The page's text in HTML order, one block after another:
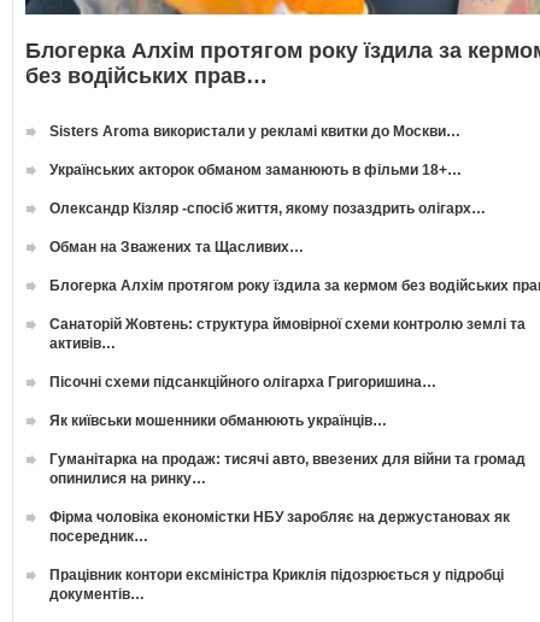
Блогерка Алхім протягом року їздила за
без водійських прав…
Sisters Aroma використали у рекламі квитки до Москви…
Українських акторок обманом заманюють в фільми 18+…
Олександр Кізляр -спосіб життя, якому позаздрить олігарх…
Обман на Зважених та Щасливих…
Блогерка Алхім протягом року їздила за кермом без водійських
Санаторій Жовтень: структура ймовірної схеми контролю землі та
активів…
Пісочні схеми підсанкційного олігарха Григоришина…
Як київськи мошенники обманюють українців…
Гуманітарка на продаж: тисячі авто, ввезених для війни та громад
опинилися на ринку…
Фірма чоловіка економістки НБУ заробляє на держустановах як
посередник…
Працівник контори ексміністра Криклія підозрюється у підробці
документів…